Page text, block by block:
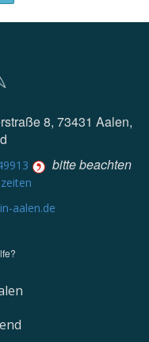
8, 73431 Aalen,
bitte beachten
aalen.de